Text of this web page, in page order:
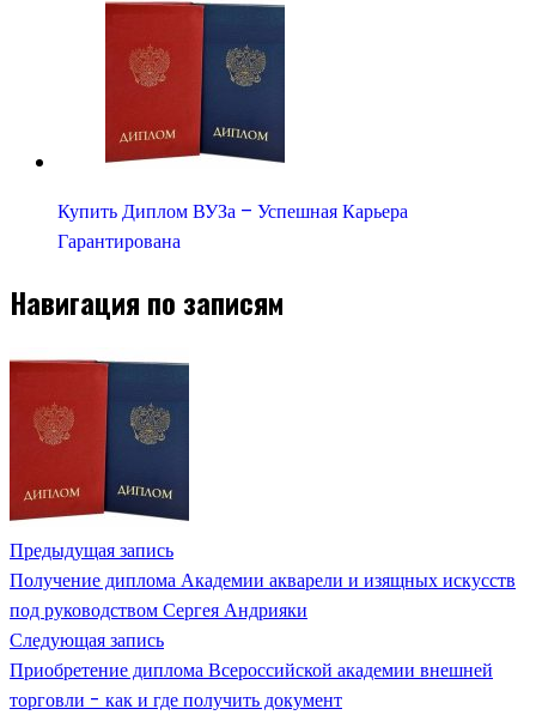
Купить Диплом ВУЗа – Успешная Карьера
Гарантирована
Навигация по записям
Предыдущая запись
Получение диплома Академии акварели и изящных искусств
под руководством Сергея Андрияки
Следующая запись
Приобретение диплома Всероссийской академии внешней
торговли - как и где получить документ